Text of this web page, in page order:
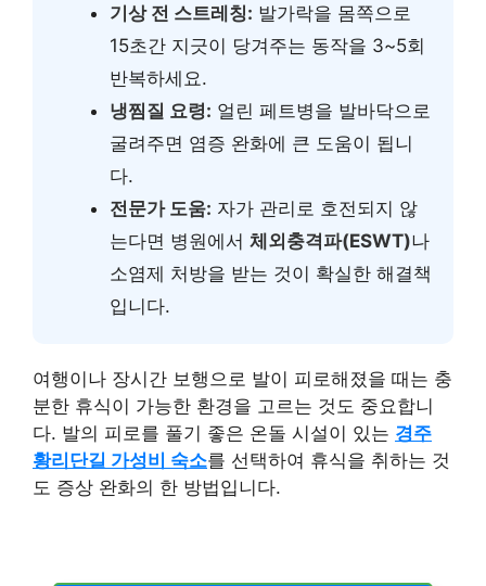
기상 전 스트레칭: 발가락을 몸쪽으로
15초간 지긋이 당겨주는 동작을 3~5회
반복하세요.
냉찜질 요령: 얼린 페트병을 발바닥으로
굴려주면 염증 완화에 큰 도움이 됩니
다.
전문가 도움: 자가 관리로 호전되지 않
는다면 병원에서 체외충격파(ESWT)나
소염제 처방을 받는 것이 확실한 해결책
입니다.
여행이나 장시간 보행으로 발이 피로해졌을 때는 충
분한 휴식이 가능한 환경을 고르는 것도 중요합니
다. 발의 피로를 풀기 좋은 온돌 시설이 있는 경주
황리단길 가성비 숙소를 선택하여 휴식을 취하는 것
도 증상 완화의 한 방법입니다.